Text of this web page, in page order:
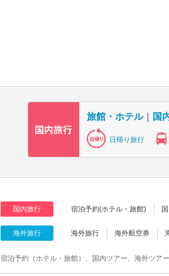
旅館・ホテル｜ 国
日帰り旅行
国内旅行 宿泊予約(ホテル・旅館)
海外旅行 海外旅行 海外航空券
宿泊予約（ホテル・旅館）、国内ツアー、海外ツア